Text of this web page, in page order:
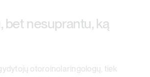
bet nesuprantu, ką
otoroinolaringologų, tiek